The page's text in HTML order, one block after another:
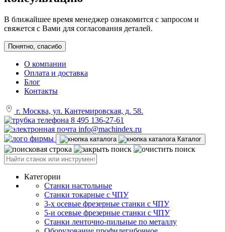
В ближайшее время менеджер ознакомится с запросом и
свяжется с Вами для согласования деталей.
Понятно, спасибо
О компании
Оплата и доставка
Блог
Контакты
г. Москва, ул. Кантемировская, д. 58.
8 495 136-27-61
info@machindex.ru
Каталог
Категории
Станки настольные
Станки токарные с ЧПУ
3-х осевые фрезерные станки с ЧПУ
5-и осевые фрезерные станки с ЧПУ
Станки ленточно-пильные по металлу